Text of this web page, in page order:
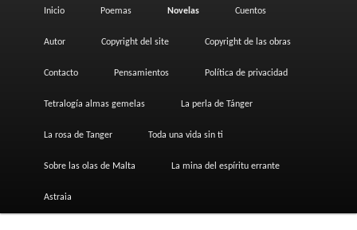
Inicio Poemas Novelas Cuentos
Autor Copyright del site Copyright de las obras
Contacto Pensamientos Política de privacidad
Tetralogía almas gemelas La perla de Tánger
La rosa de Tanger Toda una vida sin ti
Sobre las olas de Malta La mina del espíritu errante
Astraia